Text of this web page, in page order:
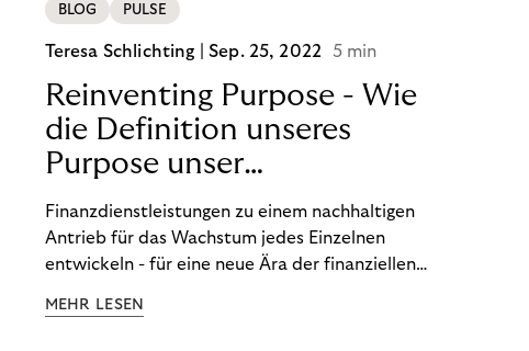
BLOG PULSE
Teresa Schlichting |Sep. 25, 2022 5 min
Reinventing Purpose - Wie
die Definition unseres
Purpose unser
Transformation beeinflusst
hat!
Finanzdienstleistungen zu einem nachhaltigen
Antrieb für das Wachstum jedes Einzelnen
entwickeln - für eine neue Ära der finanziellen
Startpunkt unserer Transformation. Lesen Sie mehr
MEHR LESEN